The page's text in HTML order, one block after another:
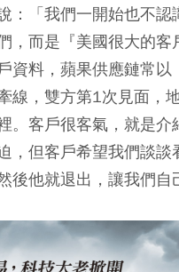
：「我們一開始也不認
，而是『美國很大的客
資料，蘋果供應鏈常以
線，雙方第1次見面，
。客戶很客氣，就是介
，但客戶希望我們談談
後他就退出，讓我們自